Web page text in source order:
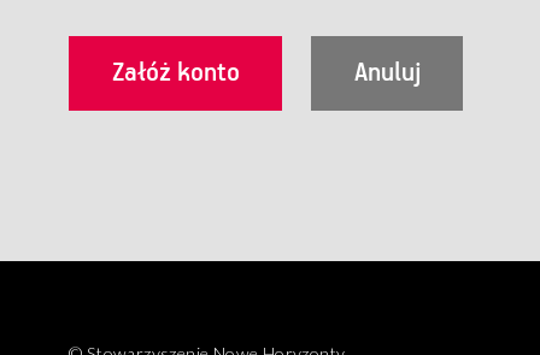
utrwalenie i wydrukowanie.
§ 3
Korzystanie ze wszystkich aplikacji Serwisu może być